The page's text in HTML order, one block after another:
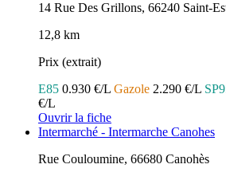
14 Rue Des Grillons, 66240 Saint-
12,8 km
Prix (extrait)
E85 0.930 €/L Gazole 2.290 €/L
€/L
Ouvrir la fiche
Intermarché - Intermarche Canohes
Rue Couloumine, 66680 Canohès